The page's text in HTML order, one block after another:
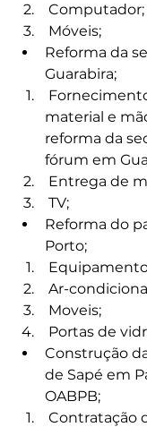
Computador;
Móveis;
Reforma da
Guarabira;
material e
reforma da
fórum em
Entrega de
TV;
Reforma do
Porto;
Ar-
Moveis;
Portas de
Construção
de Sapé em
OABPB;
Contratação